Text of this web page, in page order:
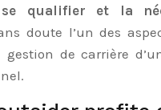
qualifier et la
doute l’un des
gestion de carrière